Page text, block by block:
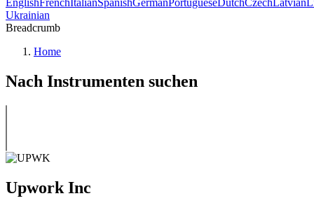
EnglishFrenchItalianSpanishGermanPortugueseDutchCzechLatvian
Ukrainian
Breadcrumb
Home
Nach Instrumenten suchen
Upwork Inc